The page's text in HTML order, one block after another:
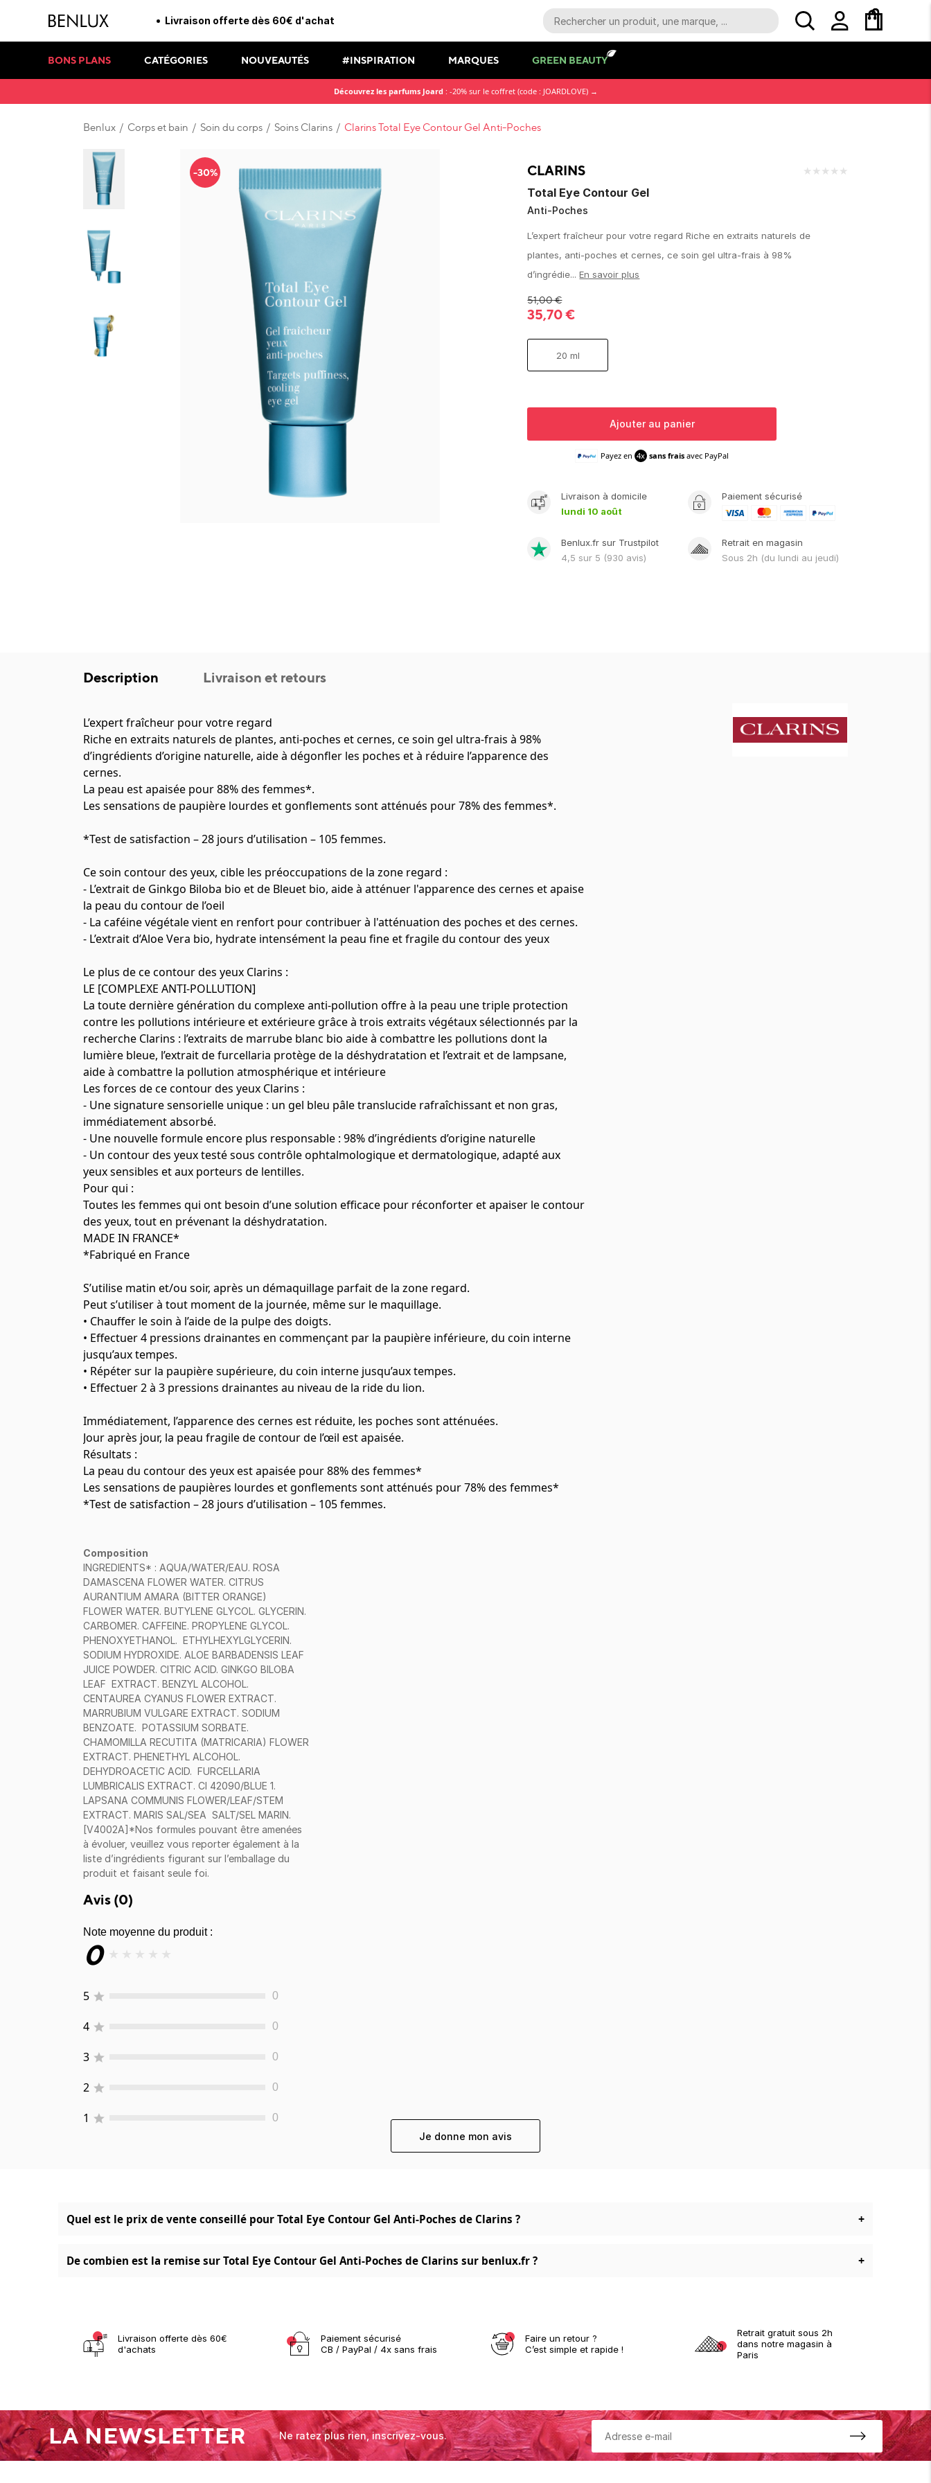
Livraison offerte dès 60€ d'achat
BONS PLANS CATÉGORIES NOUVEAUTÉS #INSPIRATION MARQUES GREEN BEAUTY
Découvrez les parfums Joard : -20% sur le coffret (code : JOARDLOVE) →
Benlux / Corps et bain / Soin du corps / Soins Clarins / Clarins Total Eye Contour Gel Anti-Poches
-30%
Total Eye Contour Gel
Anti-Poches
CLARINS ★ ★ ★ ★ ★
L’expert fraîcheur pour votre regard Riche en extraits naturels de
plantes, anti-poches et cernes, ce soin gel ultra-frais à 98%
d’ingrédie... En savoir plus
51,00€
35,70€
20 ml
Ajouter au panier
Payez en 4x sans frais avec PayPal
Livraison à domicile
lundi 10 août
Paiement sécurisé
Benlux.fr sur Trustpilot
4,5 sur 5 (930 avis)
Retrait en magasin
Sous 2h (du lundi au jeudi)
Description Livraison et retours
L’expert fraîcheur pour votre regard
Riche en extraits naturels de plantes, anti-poches et cernes, ce soin gel ultra-frais à 98%
d’ingrédients d’origine naturelle, aide à dégonfler les poches et à réduire l’apparence des
cernes.
La peau est apaisée pour 88% des femmes*.
Les sensations de paupière lourdes et gonflements sont atténués pour 78% des femmes*.
*Test de satisfaction – 28 jours d’utilisation – 105 femmes.
Ce soin contour des yeux, cible les préoccupations de la zone regard :
- L’extrait de Ginkgo Biloba bio et de Bleuet bio, aide à atténuer l'apparence des cernes et apaise
la peau du contour de l’oeil
- La caféine végétale vient en renfort pour contribuer à l'atténuation des poches et des cernes.
- L’extrait d’Aloe Vera bio, hydrate intensément la peau fine et fragile du contour des yeux
Le plus de ce contour des yeux Clarins :
LE [COMPLEXE ANTI-POLLUTION]
La toute dernière génération du complexe anti-pollution offre à la peau une triple protection
contre les pollutions intérieure et extérieure grâce à trois extraits végétaux sélectionnés par la
recherche Clarins : l’extraits de marrube blanc bio aide à combattre les pollutions dont la
lumière bleue, l’extrait de furcellaria protège de la déshydratation et l’extrait et de lampsane,
aide à combattre la pollution atmosphérique et intérieure
Les forces de ce contour des yeux Clarins :
- Une signature sensorielle unique : un gel bleu pâle translucide rafraîchissant et non gras,
immédiatement absorbé.
- Une nouvelle formule encore plus responsable : 98% d’ingrédients d’origine naturelle
- Un contour des yeux testé sous contrôle ophtalmologique et dermatologique, adapté aux
yeux sensibles et aux porteurs de lentilles.
Pour qui :
Toutes les femmes qui ont besoin d’une solution efficace pour réconforter et apaiser le contour
des yeux, tout en prévenant la déshydratation.
MADE IN FRANCE*
*Fabriqué en France
S’utilise matin et/ou soir, après un démaquillage parfait de la zone regard.
Peut s’utiliser à tout moment de la journée, même sur le maquillage.
• Chauffer le soin à l’aide de la pulpe des doigts.
• Effectuer 4 pressions drainantes en commençant par la paupière inférieure, du coin interne
jusqu’aux tempes.
• Répéter sur la paupière supérieure, du coin interne jusqu’aux tempes.
• Effectuer 2 à 3 pressions drainantes au niveau de la ride du lion.
Immédiatement, l’apparence des cernes est réduite, les poches sont atténuées.
Jour après jour, la peau fragile de contour de l’œil est apaisée.
Résultats :
La peau du contour des yeux est apaisée pour 88% des femmes*
Les sensations de paupières lourdes et gonflements sont atténués pour 78% des femmes*
*Test de satisfaction – 28 jours d’utilisation – 105 femmes.
Composition
INGREDIENTS* : AQUA/WATER/EAU. ROSA
DAMASCENA FLOWER WATER. CITRUS
AURANTIUM AMARA (BITTER ORANGE)
FLOWER WATER. BUTYLENE GLYCOL. GLYCERIN.
CARBOMER. CAFFEINE. PROPYLENE GLYCOL.
PHENOXYETHANOL. ETHYLHEXYLGLYCERIN.
SODIUM HYDROXIDE. ALOE BARBADENSIS LEAF
JUICE POWDER. CITRIC ACID. GINKGO BILOBA
LEAF EXTRACT. BENZYL ALCOHOL.
CENTAUREA CYANUS FLOWER EXTRACT.
MARRUBIUM VULGARE EXTRACT. SODIUM
BENZOATE. POTASSIUM SORBATE.
CHAMOMILLA RECUTITA (MATRICARIA) FLOWER
EXTRACT. PHENETHYL ALCOHOL.
DEHYDROACETIC ACID. FURCELLARIA
LUMBRICALIS EXTRACT. CI 42090/BLUE 1.
LAPSANA COMMUNIS FLOWER/LEAF/STEM
EXTRACT. MARIS SAL/SEA SALT/SEL MARIN.
[V4002A]*Nos formules pouvant être amenées
à évoluer, veuillez vous reporter également à la
liste d’ingrédients figurant sur l’emballage du
produit et faisant seule foi.
Avis (0)
Note moyenne du produit :
0 ★ ★ ★ ★ ★
5 0
4 0
3 0
2 0
1
0
Je donne mon avis
Quel est le prix de vente conseillé pour Total Eye Contour Gel Anti-Poches de Clarins ? +
De combien est la remise sur Total Eye Contour Gel Anti-Poches de Clarins sur benlux.fr ? +
Livraison offerte dès 60€
d'achats
Paiement sécurisé
CB / PayPal / 4x sans frais
Faire un retour ?
C’est simple et rapide !
Retrait gratuit sous 2h
dans notre magasin à
Paris
LA NEWSLETTER Ne ratez plus rien, inscrivez-vous.